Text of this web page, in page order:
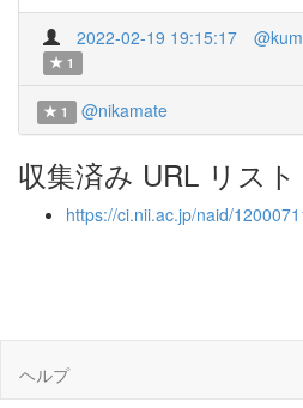
2022-02-19 19:15:17
1
1 @nikamate
収集済み URL リスト
https://ci.nii.ac.jp/naid/
ヘルプ